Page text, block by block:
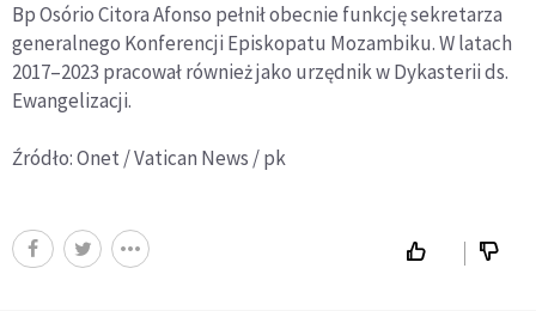
Bp Osório Citora Afonso pełnił obecnie funkcję sekretarza
generalnego Konferencji Episkopatu Mozambiku. W latach
2017–2023 pracował również jako urzędnik w Dykasterii ds.
Ewangelizacji.
Źródło: Onet / Vatican News / pk